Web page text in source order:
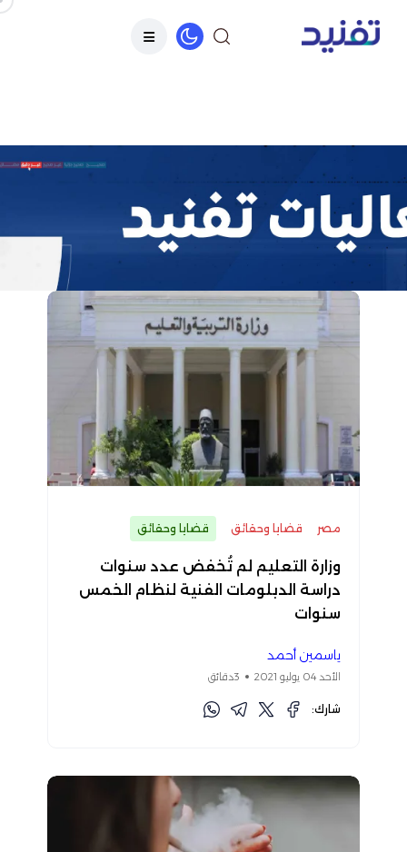
مصر قضايا وحقائق قضايا وحقائق
وزارة التعليم لم تُخفض عدد سنوات
دراسة الدبلومات الفنية لنظام الخمس
سنوات
ياسمين أحمد
الأحد 04 يوليو 2021 3دقائق
شارك: